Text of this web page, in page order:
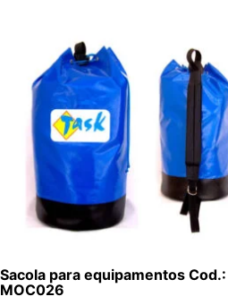
Sacola para equipamentos Cod.:
MOC026